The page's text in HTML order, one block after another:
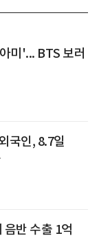
미'... BTS 보러
국인, 8.7일
음반 수출 1억